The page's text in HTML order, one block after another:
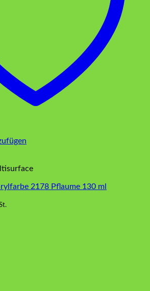
2178 Pflaume 130 ml